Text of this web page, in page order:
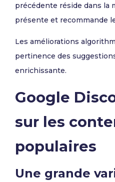
précédente réside dans la
présente et recommande
Les améliorations
pertinence des
enrichissante.
Google
sur les
populaires
Une grande